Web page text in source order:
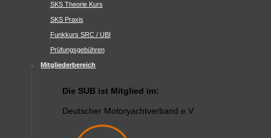
SKS Theorie Kurs
SKS Praxis
Funkkurs SRC / UBI
Prüfungsgebühren
Mitgliederbereich
Die SUB ist Mitglied im:
Deutscher Motoryachtverband e.V.